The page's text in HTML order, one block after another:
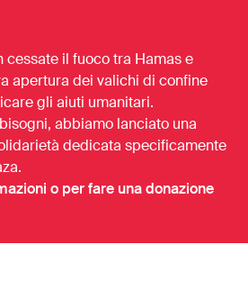
cessate il fuoco tra Hamas e
apertura dei valichi di confine
gli aiuti umanitari.
abbiamo lanciato una
dedicata specificamente
o per fare una donazione